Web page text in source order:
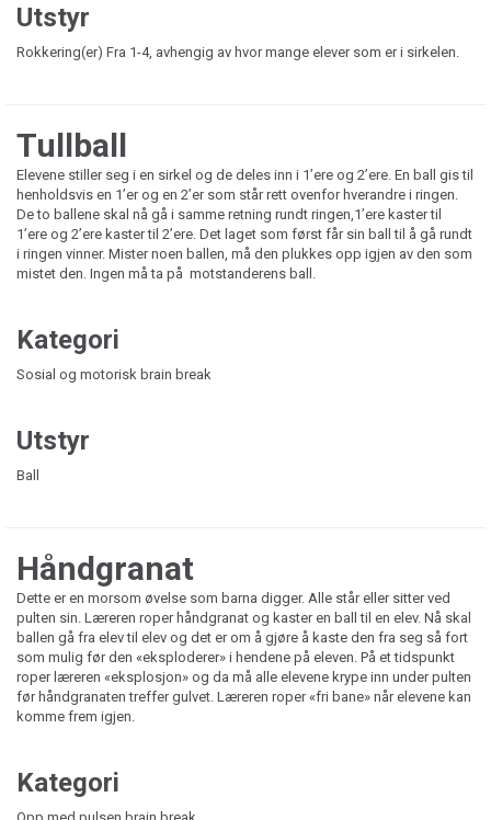
Utstyr
Rokkering(er) Fra 1-4, avhengig av hvor mange elever som er i sirkelen.
Tullball
Elevene stiller seg i en sirkel og de deles inn i 1’ere og 2’ere. En ball gis til
henholdsvis en 1’er og en 2’er som står rett ovenfor hverandre i ringen.
De to ballene skal nå gå i samme retning rundt ringen,1’ere kaster til
1’ere og 2’ere kaster til 2’ere. Det laget som først får sin ball til å gå rundt
i ringen vinner. Mister noen ballen, må den plukkes opp igjen av den som
mistet den. Ingen må ta på motstanderens ball.
Kategori
Sosial og motorisk brain break
Utstyr
Ball
Håndgranat
Dette er en morsom øvelse som barna digger. Alle står eller sitter ved
pulten sin. Læreren roper håndgranat og kaster en ball til en elev. Nå skal
ballen gå fra elev til elev og det er om å gjøre å kaste den fra seg så fort
som mulig før den «eksploderer» i hendene på eleven. På et tidspunkt
roper læreren «eksplosjon» og da må alle elevene krype inn under pulten
før håndgranaten treffer gulvet. Læreren roper «fri bane» når elevene kan
komme frem igjen.
Kategori